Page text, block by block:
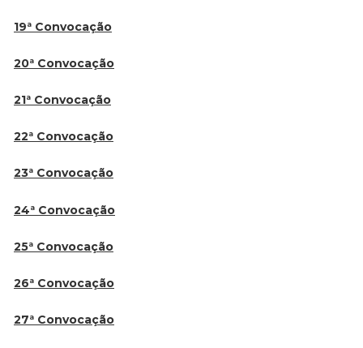
19ª Convocação
20ª Convocação
21ª Convocação
22ª Convocação
23ª Convocação
24ª Convocação
25ª Convocação
26ª Convocação
27ª Convocação